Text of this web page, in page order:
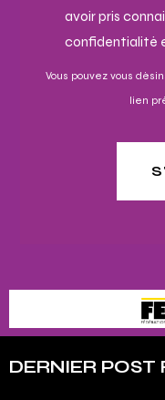
avoir pris
confidentialité
Vous pouvez vous
lien
DERNIER POST